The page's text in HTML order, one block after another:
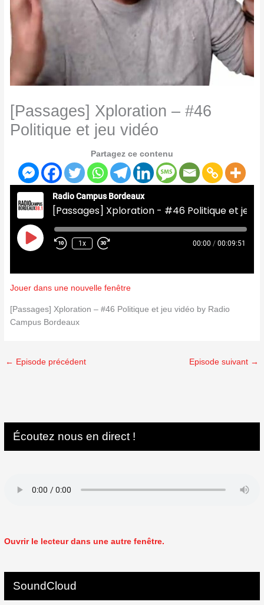
[Passages] Xploration – #46
Politique et jeu vidéo
Partagez ce contenu
Radio Campus Bordeaux
Play
Episode
1x 00:00 / 00:09:51
Jouer dans une nouvelle fenêtre
[Passages] Xploration – #46 Politique et jeu vidéo by Radio
Campus Bordeaux
← Episode précédent Episode suivant →
Écoutez nous en direct !
Ouvrir le lecteur dans une autre fenêtre.
SoundCloud